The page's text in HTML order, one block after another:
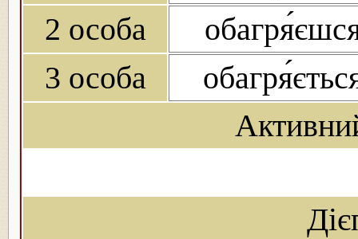
2 особа
3 особа